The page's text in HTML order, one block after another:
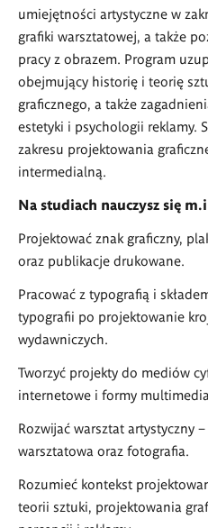
umiejętności artystyczne w
grafiki warsztatowej, a także
pracy z obrazem. Program
obejmujący historię i teorię
graficznego, a także
estetyki i psychologii reklamy.
zakresu projektowania
intermedialną.
Na studiach nauczysz się
Projektować znak graficzny,
oraz publikacje drukowane.
Pracować z typografią i
typografii po projektowanie
wydawniczych.
Tworzyć projekty do mediów
internetowe i formy
Rozwijać warsztat artystyczny
warsztatowa oraz fotografia.
Rozumieć kontekst
teorii sztuki, projektowania